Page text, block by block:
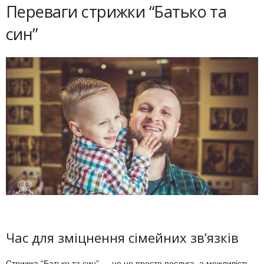
Переваги стрижки “Батько та
син”
Час для зміцнення сімейних зв’язків